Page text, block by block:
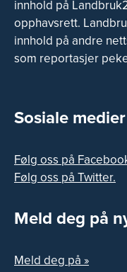
innhold på
opphavsrett.
innhold på andre
som reportasjer
Sosiale medier
Følg oss på
Følg oss på Twitter.
Meld deg på
Meld deg på »